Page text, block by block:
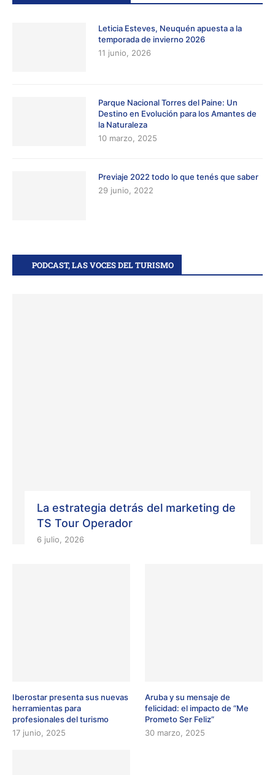
Leticia Esteves, Neuquén apuesta a la
temporada de invierno 2026
11 junio, 2026
Parque Nacional Torres del Paine: Un
Destino en Evolución para los Amantes de
la Naturaleza
10 marzo, 2025
Previaje 2022 todo lo que tenés que saber
29 junio, 2022
PODCAST, LAS VOCES DEL TURISMO
La estrategia detrás del marketing de
TS Tour Operador
6 julio, 2026
Iberostar presenta sus nuevas
herramientas para
profesionales del turismo
17 junio, 2025
Aruba y su mensaje de
felicidad: el impacto de “Me
Prometo Ser Feliz”
30 marzo, 2025